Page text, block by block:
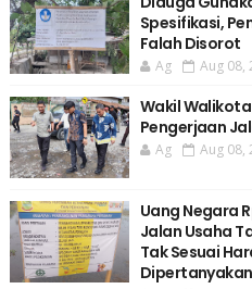
Spesifikasi,
Falah Disorot
Ag Aug 08,
Wakil
Pengerjaan
Ag Aug 08,
Uang Negara
Jalan Usaha
Tak Sesuai